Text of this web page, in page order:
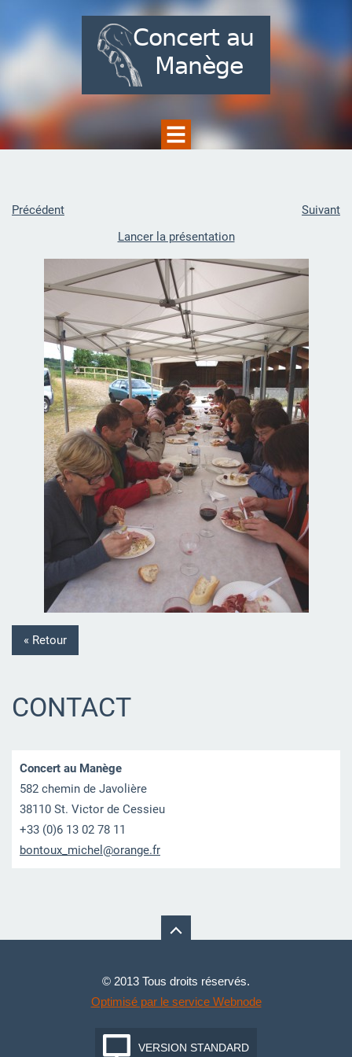
Précédent
Suivant
Lancer la présentation
« Retour
CONTACT
Concert au Manège
582 chemin de Javolière
38110 St. Victor de Cessieu
+33 (0)6 13 02 78 11
bontoux_ michel@orange.fr
© 2013 Tous droits réservés.
Optimisé par le service Webnode
VERSION STANDARD